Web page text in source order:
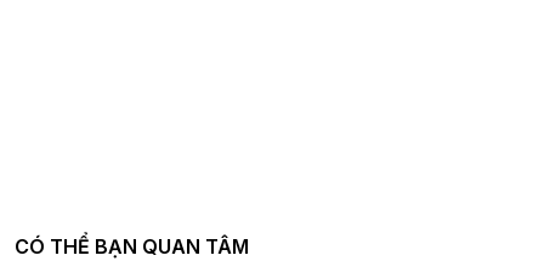
CÓ THỂ BẠN QUAN TÂM